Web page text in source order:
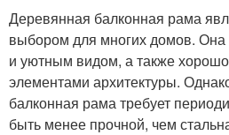
Деревянная балконная рама
выбором для многих домов. Она
и уютным видом, а также хорошо
элементами архитектуры.
балконная рама требует
быть менее прочной, чем